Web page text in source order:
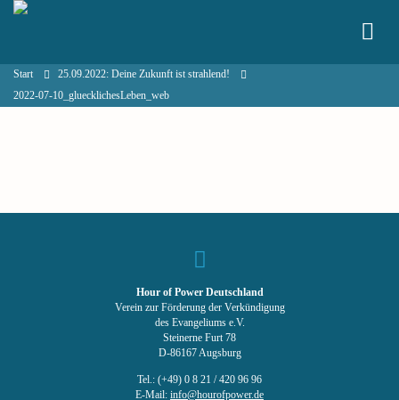
Start
25.09.2022: Deine Zukunft ist strahlend!
2022-07-10_gluecklichesLeben_web
Hour of Power Deutschland
Verein zur Förderung der Verkündigung
des Evangeliums e.V.
Steinerne Furt 78
D-86167 Augsburg
Tel.: (+49) 0 8 21 / 420 96 96
E-Mail: info@hourofpower.de